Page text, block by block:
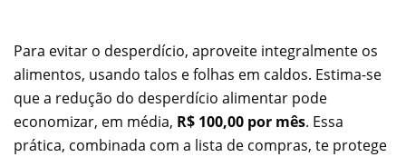
Para evitar o desperdício, aproveite integralmente os
alimentos, usando talos e folhas em caldos. Estima-se
que a redução do desperdício alimentar pode
economizar, em média, R$ 100,00 por mês. Essa
prática, combinada com a lista de compras, te protege